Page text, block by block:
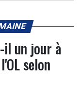
il un jour à
selon